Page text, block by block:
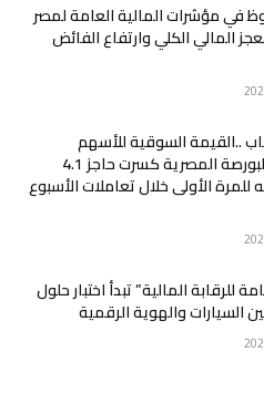
في مؤشرات المالية العامة لمصر
المالي الكلي وارتفاع الفائض
..القيمة السوقية للأسهم
المقيدة بالبورصة المصرية كسرت حاجز 4.1
للمرة الأولى خلال تعاملات الأسبوع
للرقابة المالية” تبدأ اختبار حلول
السيارات والهوية الرقمية